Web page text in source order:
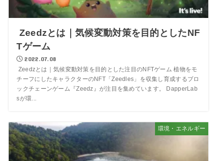
Zeedzとは｜気候変動対策を目的としたNF
Tゲーム
2022.07.08
Zeedzとは｜気候変動対策を目的とした注目のNFTゲーム 植物をモ
チーフにしたキャラクターのNFT「Zeedles」を収集し育成するブロ
ックチェーンゲーム『Zeedz』が注目を集めています。 DapperLab
sが環...
環境・エネルギー